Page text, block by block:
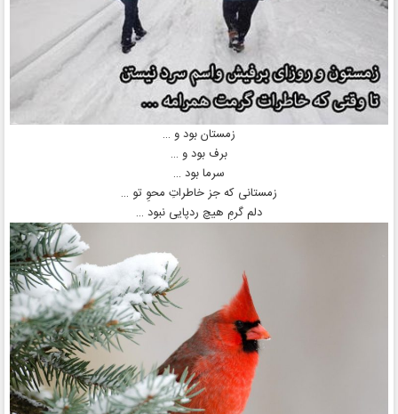
زمستان بود و …
برف بود و …
سرما بود …
زمستانی که جز خاطراتِ محوِ تو …
دلم گرمِ هیچ ردپایی‌ نبود …